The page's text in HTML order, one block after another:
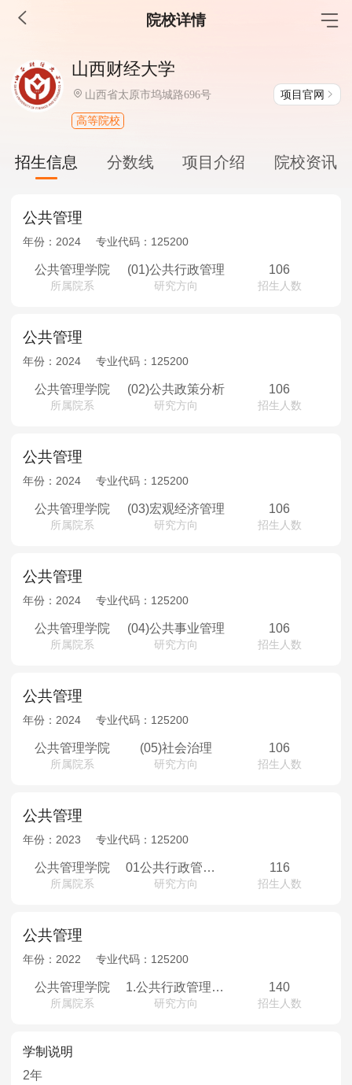
院校详情
MBA工商管理
院校库 考试报名 招生政策 学制学费
报名流程
报考经验
MEM工程管理
考试真题
报考经验
院校库 考试报名 招生政策
报名流程
MPAcc会计专硕
院校库 考试报名 招生政策 学制学费
报名流程
考试真题
报考经验 招生简章
MTA旅游管理
院校库 考试报名 招生政策
考试真题
报考经验 招生简章
山西财经大学
山西省太原市坞城路696号 项目官网
高等院校
招生信息 分数线 项目介绍 院校资讯
公共管理
年份： 2024 专业代码： 125200
公共管理学院
所属院系
(01)公共行政管理
研究方向
106
招生人数
公共管理
年份： 2024 专业代码： 125200
公共管理学院
所属院系
(02)公共政策分析
研究方向
106
招生人数
公共管理
年份： 2024 专业代码： 125200
公共管理学院
所属院系
(03)宏观经济管理
研究方向
106
招生人数
公共管理
年份： 2024 专业代码： 125200
公共管理学院
所属院系
(04)公共事业管理
研究方向
106
招生人数
公共管理
年份： 2024 专业代码： 125200
公共管理学院
所属院系
(05)社会治理
研究方向
106
招生人数
公共管理
年份： 2023 专业代码： 125200
公共管理学院
所属院系
01公共行政管理；02公共政策分析；03宏观经济管理；04公共事业管理；05社会治理
研究方向
116
招生人数
公共管理
年份： 2022 专业代码： 125200
公共管理学院
所属院系
1.公共行政管理2.公共政策分析3.宏观经济管理4.公共事业管理5.社会治理
研究方向
140
招生人数
学制说明
2年